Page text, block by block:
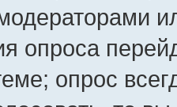
опроса
опрос